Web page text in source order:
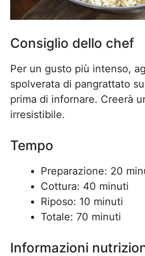
Consiglio dello chef
Per un gusto più intenso,
spolverata di pangrattato
prima di infornare. Creerà
irresistibile.
Tempo
Preparazione: 20
Cottura: 40 minuti
Riposo: 10 minuti
Totale: 70 minuti
Informazioni